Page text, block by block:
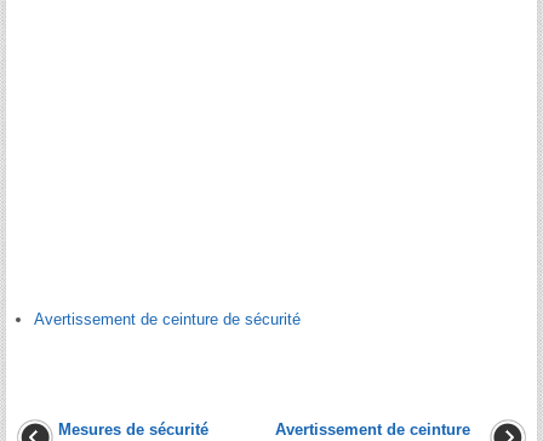
Avertissement de ceinture de sécurité
Mesures de sécurité
Avertissement de ceinture